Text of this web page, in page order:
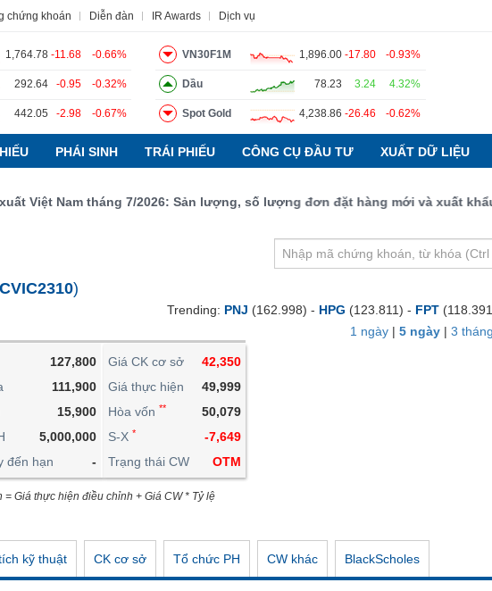
chứng khoán Diễn đàn IR Awards Dịch vụ
1,764.78 -11.68 -0.66%
292.64 -0.95 -0.32%
442.05 -2.98 -0.67%
VN30F1M 1,896.00 -17.80 -0.93%
Dầu 78.23 3.24 4.32%
Spot Gold 4,238.86 -26.46 -0.62%
PHÁI SINH TRÁI PHIẾU CÔNG CỤ ĐẦU TƯ XUẤT DỮ LIỆU
Việt Nam tháng 7/2026: Sản lượng, số lượng đơn đặt hàng mới và xuất khẩu
CVIC2310)
127,800
111,900
15,900
5,000,000
đến hạn
-
Giá CK cơ sở
42,350
Giá thực hiện
49,999
Hòa vốn **
50,079
S-X *
-7,649
Trạng thái CW
OTM
Giá thực hiện điều chỉnh + Giá CW * Tỷ lệ
Trending: PNJ (162.998) - HPG (123.811) - FPT
1 ngày | 5 ngày | 3 tháng
kỹ thuật CK cơ sở Tổ chức PH CW khác BlackScholes
Tin tức Báo cáo phân tích Thuật ngữ Dịch vụ
PHÁI SINH
TRÁI PHIẾU
CÔNG CỤ ĐẦU TƯ
XUẤT DỮ LIỆU
TIN MỚI